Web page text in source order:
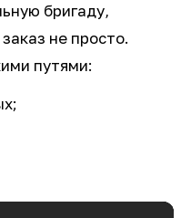
бригаду,
не просто.
путями: